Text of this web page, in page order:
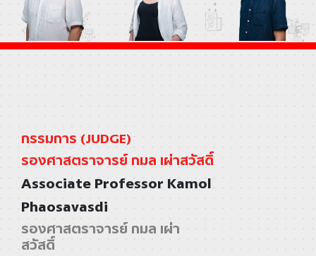
กรรมการ (JUDGE)
รองศาสตราจารย์ กมล เผ่าสวัสดิ์
Associate Professor Kamol
Phaosavasdi
รองศาสตราจารย์ กมล เผ่า
สวัสดิ์